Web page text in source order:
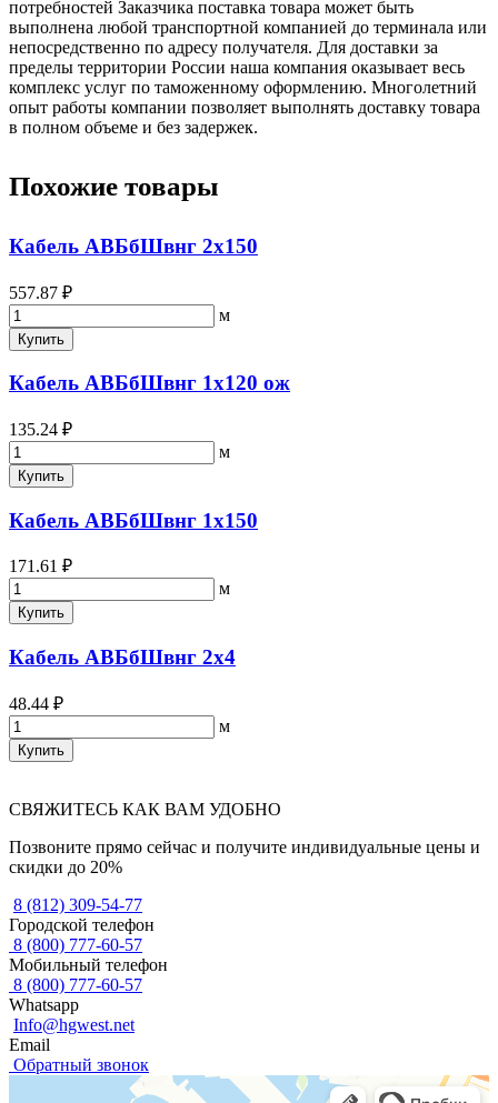
потребностей Заказчика поставка товара может быть
выполнена любой транспортной компанией до терминала или
непосредственно по адресу получателя. Для доставки за
пределы территории России наша компания оказывает весь
комплекс услуг по таможенному оформлению. Многолетний
опыт работы компании позволяет выполнять доставку товара
в полном объеме и без задержек.
Похожие товары
Кабель АВБбШвнг 2х150
557.87 ₽
м
Купить
Кабель АВБбШвнг 1х120 ож
135.24 ₽
м
Купить
Кабель АВБбШвнг 1х150
171.61 ₽
м
Купить
Кабель АВБбШвнг 2х4
48.44 ₽
м
Купить
СВЯЖИТЕСЬ КАК ВАМ УДОБНО
Позвоните прямо сейчас и получите индивидуальные цены и
скидки до 20%
8 (812) 309-54-77
Городской телефон
8 (800) 777-60-57
Мобильный телефон
8 (800) 777-60-57
Whatsapp
Info@hgwest.net
Email
Обратный звонок